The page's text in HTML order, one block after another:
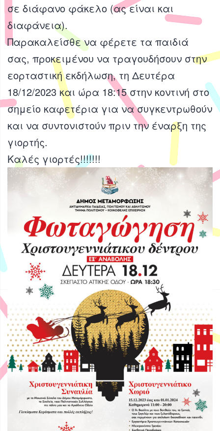
σε διάφανο φάκελο (ας είναι και
διαφάνεια).
Παρακαλείσθε να φέρετε τα παιδιά
σας, προκειμένου να τραγουδήσουν στην
εορταστική εκδήλωση, τη Δευτέρα
18/12/2023 και ώρα 18:15 στην κοντινή στο
σημείο καφετέρια για να συγκεντρωθούν
και να συντονιστούν πριν την έναρξη της
γιορτής.
Καλές γιορτές!!!!!!!